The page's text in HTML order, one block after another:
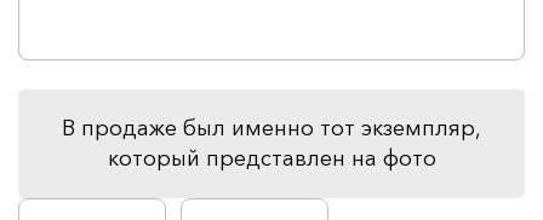
В продаже был именно тот экземпляр,
который представлен на фото